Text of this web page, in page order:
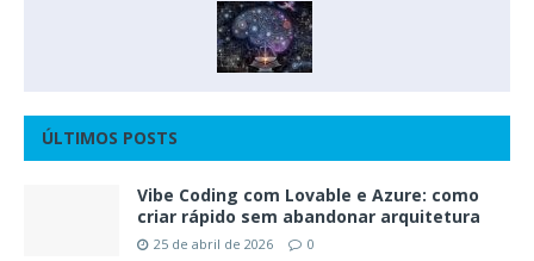
ÚLTIMOS POSTS
Vibe Coding com Lovable e Azure: como
criar rápido sem abandonar arquitetura
25 de abril de 2026 0